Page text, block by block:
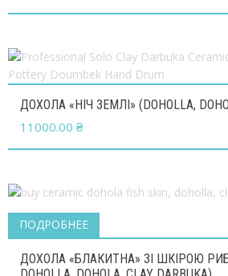
ДОХОЛА «НІЧ ЗЕМЛІ» (DOHOLLA,
11000.00 ₴
ПОДРОБНЕЕ
ДОХОЛА «БЛАКИТНА» ЗІ ШКІРОЮ